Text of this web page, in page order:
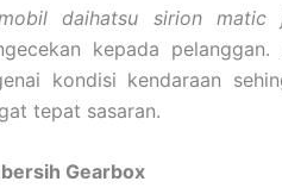
daihatsu sirion matic
kepada
kondisi kendaraan
tepat sasaran.
Gearbox